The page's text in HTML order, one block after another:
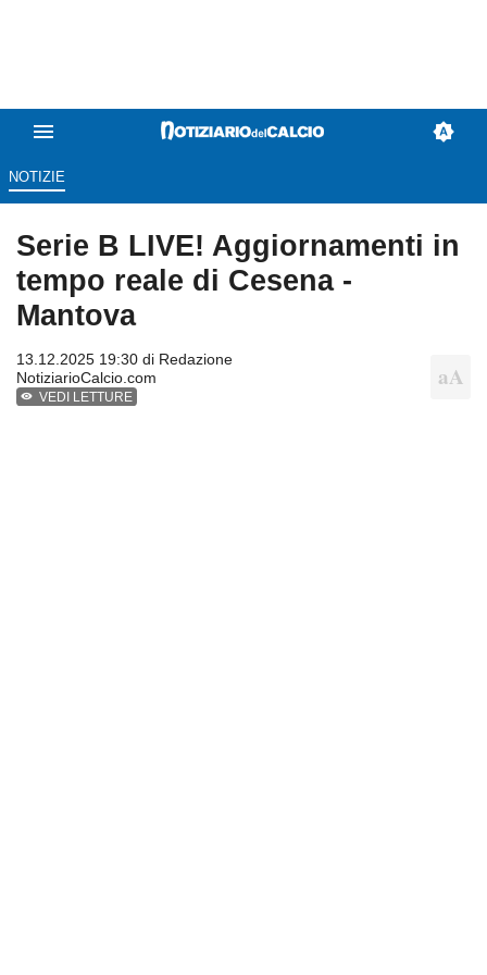
NOTIZIE
Serie B LIVE! Aggiornamenti in
tempo reale di Cesena -
Mantova
13.12.2025 19:30 di Redazione
NotiziarioCalcio.com
VEDI LETTURE